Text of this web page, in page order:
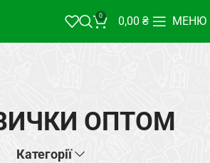
0 0,00 ₴ МЕНЮ
ОПТОМ
Категорії